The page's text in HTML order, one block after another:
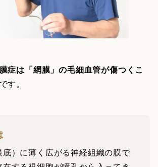
症は「網膜」の毛細血管が傷つくこ
です。
底）に薄く広がる神経組織の膜で